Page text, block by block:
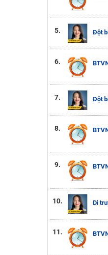
5. Đột
6.
7. Đột
8.
9.
10. Di
11.